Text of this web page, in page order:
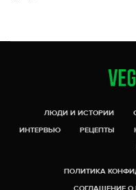
ЛЮДИ И ИСТОРИИ
ИНТЕРВЬЮ
РЕЦЕПТЫ
ПОЛИТИКА